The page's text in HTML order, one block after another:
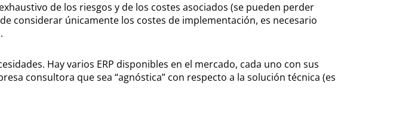
de los riesgos y de los costes asociados (se pueden perder
considerar únicamente los costes de implementación, es necesario
Hay varios ERP disponibles en el mercado, cada uno con sus
consultora que sea “agnóstica” con respecto a la solución técnica (es